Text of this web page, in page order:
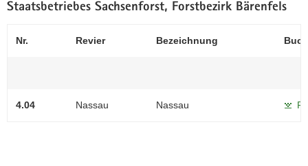
Staatsbetriebes Sachsenforst, Forstbezirk Bärenfels
Nr. Revier Bezeichnung
4.04 Nassau Nassau